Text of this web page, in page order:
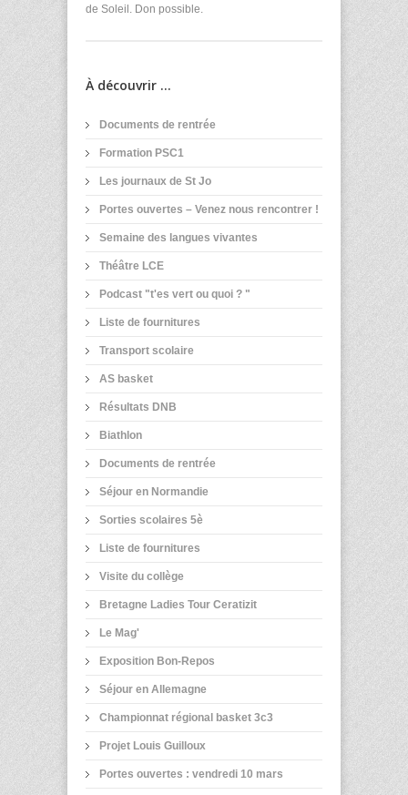
de Soleil. Don possible.
À découvrir ...
Documents de rentrée
Formation PSC1
Les journaux de St Jo
Portes ouvertes – Venez nous rencontrer !
Semaine des langues vivantes
Théâtre LCE
Podcast "t'es vert ou quoi ? "
Liste de fournitures
Transport scolaire
AS basket
Résultats DNB
Biathlon
Documents de rentrée
Séjour en Normandie
Sorties scolaires 5è
Liste de fournitures
Visite du collège
Bretagne Ladies Tour Ceratizit
Le Mag'
Exposition Bon-Repos
Séjour en Allemagne
Championnat régional basket 3c3
Projet Louis Guilloux
Portes ouvertes : vendredi 10 mars